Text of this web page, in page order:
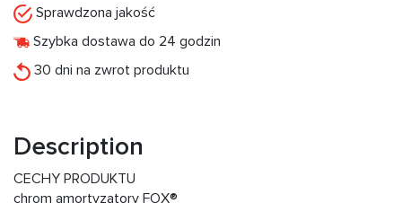
Sprawdzona jakość
Szybka dostawa do 24 godzin
30 dni na zwrot produktu
Description
CECHY PRODUKTU
chrom amortyzatory FOX®